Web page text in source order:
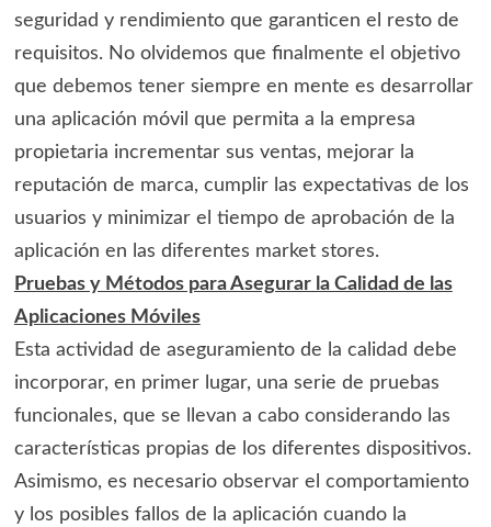
seguridad y rendimiento que garanticen el resto de
requisitos. No olvidemos que finalmente el objetivo
que debemos tener siempre en mente es desarrollar
una aplicación móvil que permita a la empresa
propietaria incrementar sus ventas, mejorar la
reputación de marca, cumplir las expectativas de los
usuarios y minimizar el tiempo de aprobación de la
aplicación en las diferentes market stores.
Pruebas y Métodos para Asegurar la Calidad de las
Aplicaciones Móviles
Esta actividad de aseguramiento de la calidad debe
incorporar, en primer lugar, una serie de pruebas
funcionales, que se llevan a cabo considerando las
características propias de los diferentes dispositivos.
Asimismo, es necesario observar el comportamiento
y los posibles fallos de la aplicación cuando la